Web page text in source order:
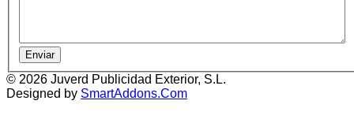
Enviar
© 2026 Juverd Publicidad Exterior, S.L.
Designed by SmartAddons.Com